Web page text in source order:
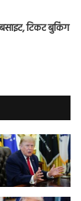
टिकट बुकिंग